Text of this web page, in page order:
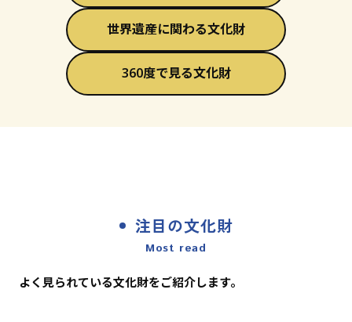
世界遺産に関わる文化財
360度で見る文化財
注目の文化財
Most read
よく見られている文化財をご紹介します。